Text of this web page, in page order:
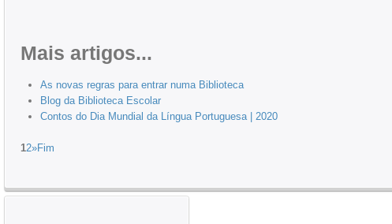
Mais artigos...
As novas regras para entrar numa Biblioteca
Blog da Biblioteca Escolar
Contos do Dia Mundial da Língua Portuguesa | 2020
12»Fim